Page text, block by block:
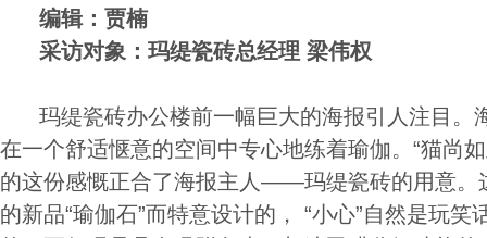
编辑：贾楠
采访对象：玛缇瓷砖总经理 梁伟权
玛缇瓷砖办公楼前一幅巨大的海报引人注目。
在一个舒适惬意的空间中专心地练着瑜伽。“猫尚
的这份感慨正合了海报主人——玛缇瓷砖的用意。
的新品“瑜伽石”而特意设计的， “小心”自然是玩